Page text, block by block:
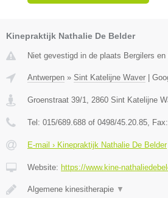
Kinepraktijk Nathalie De Belder
Niet gevestigd in de plaats Bergilers en
Antwerpen » Sint Katelijne Waver |
Groenstraat 39/1 2860 Sint Katelijne
Tel: 015/689.688 of 0498/45.20.85 , Fax:
E-mail › Kinepraktijk Nathalie De Belder
Website: https://www.kine-
Algemene kinesitherapie ▼